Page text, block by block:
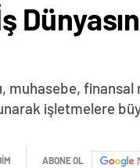
muhasebe,
işletmelere
ABONE OL